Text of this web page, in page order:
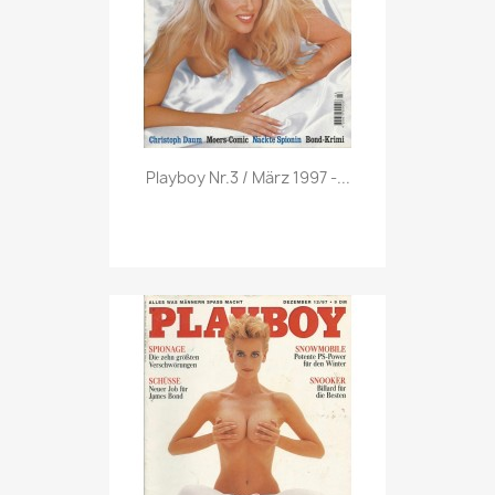
Vorschau
Playboy Nr.3 / März 1997 -...